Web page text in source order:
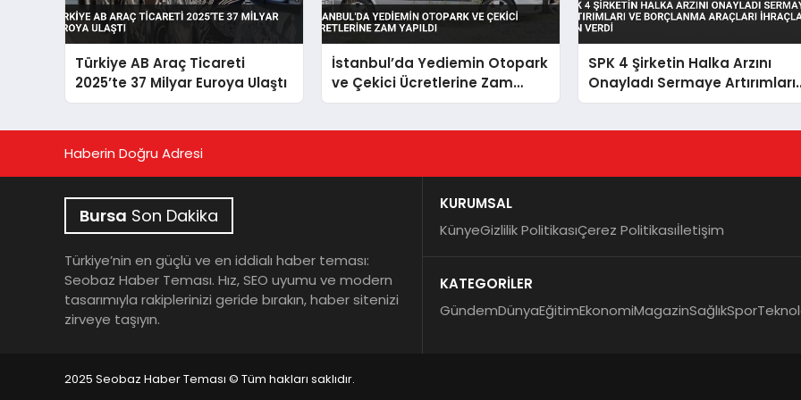
Türkiye AB Araç Ticareti
2025’te 37 Milyar Euroya Ulaştı
İstanbul’da Yediemin Otopark
ve Çekici Ücretlerine Zam
Yapıldı
SPK 4 Şirketin Halka Arzını
Onayladı Sermaye Artırımları
ve Borçlanma Araçları
Haberin Doğru Adresi
Bursa Son Dakika
Türkiye’nin en güçlü ve en iddialı haber teması:
Seobaz Haber Teması. Hız, SEO uyumu ve modern
tasarımıyla rakiplerinizi geride bırakın, haber sitenizi
zirveye taşıyın.
KURUMSAL
KünyeGizlilik PolitikasıÇerez Politikasıİletişim
KATEGORİLER
GündemDünyaEğitimEkonomiMagazinSağlıkSpor
2025 Seobaz Haber Teması © Tüm hakları saklıdır.